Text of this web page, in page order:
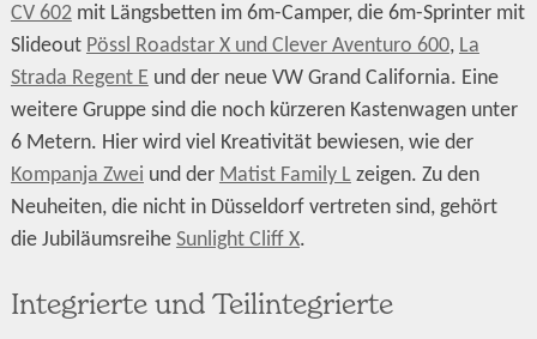
CV 602mit Längsbetten im 6m-Camper, die 6m-Sprinter mit
Slideout Pössl Roadstar X und Clever Aventuro 600, La
Strada Regent E und der neue VW Grand California. Eine
weitere Gruppe sind die noch kürzeren Kastenwagen unter
6 Metern. Hier wird viel Kreativität bewiesen, wie der
Kompanja Zwei und der Matist Family Lzeigen. Zu den
Neuheiten, die nicht in Düsseldorf vertreten sind, gehört
die Jubiläumsreihe Sunlight Cliff X.
Integrierte und Teilintegrierte